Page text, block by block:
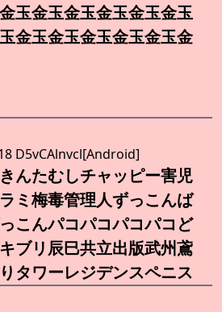
金玉金玉金玉金玉金玉
金玉金玉金玉金玉金玉金
D5vCAlnvcl[Android]
んたむしチャッピー害児
ミ梅毒管理人ずっこんば
こんパコパコパコパコど
ブリ辰巳共立出版武州鳶
タワーレジデンスペニス